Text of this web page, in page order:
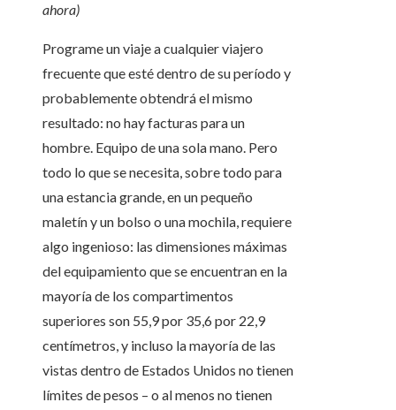
ahora)
Programe un viaje a cualquier viajero
frecuente que esté dentro de su período y
probablemente obtendrá el mismo
resultado: no hay facturas para un
hombre. Equipo de una sola mano. Pero
todo lo que se necesita, sobre todo para
una estancia grande, en un pequeño
maletín y un bolso o una mochila, requiere
algo ingenioso: las dimensiones máximas
del equipamiento que se encuentran en la
mayoría de los compartimentos
superiores son 55,9 por 35,6 por 22,9
centímetros, y incluso la mayoría de las
vistas dentro de Estados Unidos no tienen
límites de pesos – o al menos no tienen